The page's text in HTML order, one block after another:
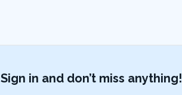
Sign in and don’t miss anything!